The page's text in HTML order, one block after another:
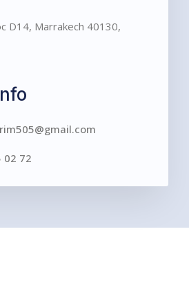
D14, Marrakech 40130,
02 72